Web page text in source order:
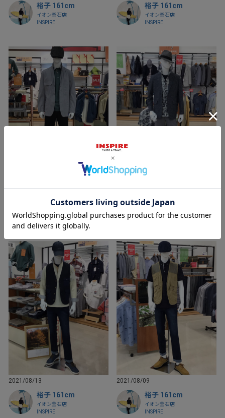
裕子 161cm
イオン釜石店
INSPIRE
裕子 161cm
イオン釜石店
INSPIRE
裕子 161cm
INSPIRE
裕子 161cm
INSPIRE
2021/08/13
裕子 161cm
イオン釜石店
INSPIRE
2021/08/09
裕子 161cm
イオン釜石店
INSPIRE